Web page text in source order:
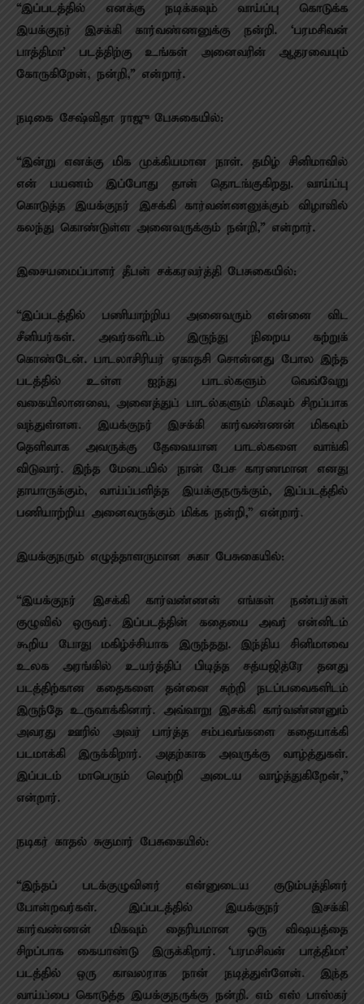
“இப்படத்தில் எனக்கு நடிக்கவும் வாய்ப்பு கொடுக்க
இயக்குநர் இசக்கி கார்வண்ணனுக்கு நன்றி. ‘பரமசிவன்
பாத்திமா’ படத்திற்கு உங்கள் அனைவரின் ஆதரவையும்
கோருகிறேன், நன்றி,” என்றார்.
நடிகை சேஷ்விதா ராஜு பேசுகையில்:
“இன்று எனக்கு மிக முக்கியமான நாள். தமிழ் சினிமாவில்
என் பயணம் இப்போது தான் தொடங்குகிறது. வாய்ப்பு
கொடுத்த இயக்குநர் இசக்கி கார்வண்ணனுக்கும் விழாவில்
கலந்து கொண்டுள்ள அனைவருக்கும் நன்றி,” என்றார்.
இசையமைப்பாளர் தீபன் சக்கரவர்த்தி பேசுகையில்:
“இப்படத்தில் பணியாற்றிய அனைவரும் என்னை விட
சீனியர்கள். அவர்களிடம் இருந்து நிறைய கற்றுக்
கொண்டேன். பாடலாசிரியர் ஏகாதசி சொன்னது போல இந்த
படத்தில் உள்ள ஐந்து பாடல்களும் வெவ்வேறு
வகையிலானவை, அனைத்துப் பாடல்களும் மிகவும் சிறப்பாக
வந்துள்ளன. இயக்குநர் இசக்கி கார்வண்ணன் மிகவும்
தெளிவாக அவருக்கு தேவையான பாடல்களை வாங்கி
விடுவார். இந்த மேடையில் நான் பேச காரணமான எனது
தாயாருக்கும், வாய்ப்பளித்த இயக்குநருக்கும், இப்படத்தில்
பணியாற்றிய அனைவருக்கும் மிக்க நன்றி,” என்றார்.
இயக்குநரும் எழுத்தாளருமான சுகா பேசுகையில்:
“இயக்குநர் இசக்கி கார்வண்ணன் எங்கள் நண்பர்கள்
குழுவில் ஒருவர். இப்படத்தின் கதையை அவர் என்னிடம்
கூறிய போது மகிழ்ச்சியாக இருந்தது. இந்திய சினிமாவை
உலக அரங்கில் உயர்த்திப் பிடித்த சத்யஜித்ரே தனது
படத்திற்கான கதைகளை தன்னை சுற்றி நடப்பவைகளிடம்
இருந்தே உருவாக்கினார். அவ்வாறு இசக்கி கார்வண்ணனும்
அவரது ஊரில் அவர் பார்த்த சம்பவங்களை கதையாக்கி
படமாக்கி இருக்கிறார். அதற்காக அவருக்கு வாழ்த்துகள்.
இப்படம் மாபெரும் வெற்றி அடைய வாழ்த்துகிறேன்,”
என்றார்.
நடிகர் காதல் சுகுமார் பேசுகையில்:
“இந்தப் படக்குழுவினர் என்னுடைய குடும்பத்தினர்
போன்றவர்கள். இப்படத்தில் இயக்குநர் இசக்கி
கார்வண்ணன் மிகவும் தைரியமான ஒரு விஷயத்தை
சிறப்பாக கையாண்டு இருக்கிறார். ‘பரமசிவன் பாத்திமா’
படத்தில் ஒரு காவலராக நான் நடித்துள்ளேன். இந்த
வாய்ப்பை கொடுத்த இயக்குநருக்கு நன்றி. எம் எஸ் பாஸ்கர்